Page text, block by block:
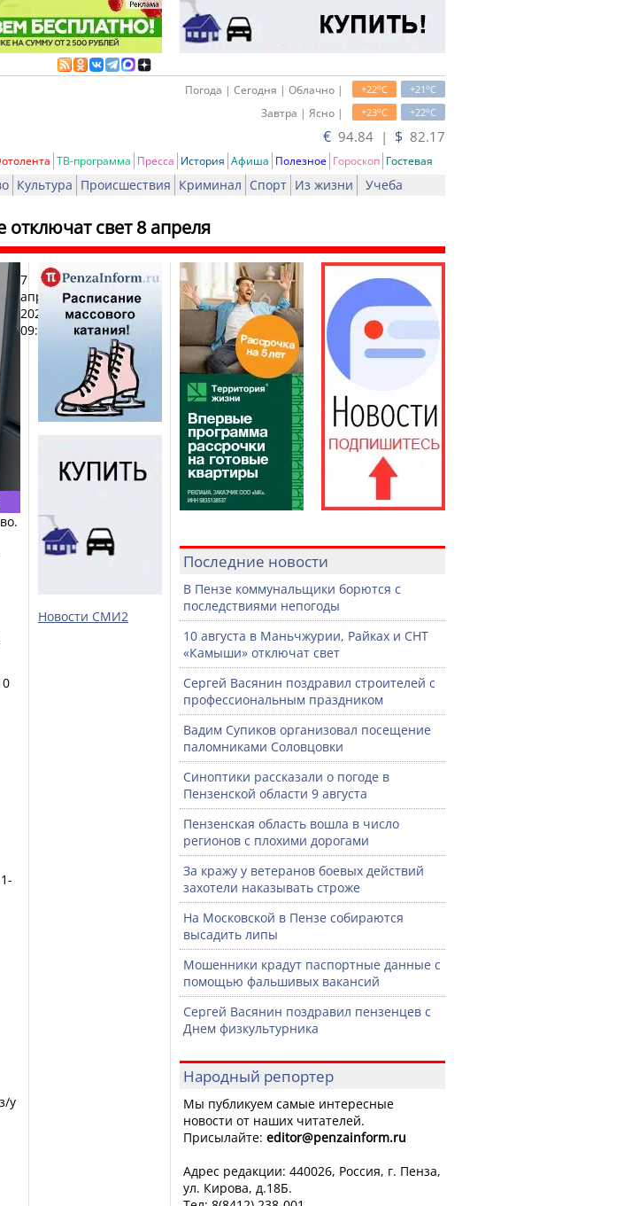
+21oC
+22oC
Погода | Сегодня | Облачно |
+22oC
+23oC
Завтра | Ясно |
€ 94.84 | $ 82.17
ТВ-программа Пресса История Афиша Полезное Гороскоп Гостевая
Культура Происшествия Криминал Спорт Из жизни Учеба
отключат свет 8 апреля
7
апреля
2026,
09:36
Печать
у
Новости СМИ2
Последние новости
В Пензе коммунальщики борются с
последствиями непогоды
10 августа в Маньчжурии, Райках и СНТ
«Камыши» отключат свет
Сергей Васянин поздравил строителей с
профессиональным праздником
Вадим Супиков организовал посещение
паломниками Соловцовки
Синоптики рассказали о погоде в
Пензенской области 9 августа
Пензенская область вошла в число
регионов с плохими дорогами
За кражу у ветеранов боевых действий
захотели наказывать строже
На Московской в Пензе собираются
высадить липы
Мошенники крадут паспортные данные с
помощью фальшивых вакансий
Сергей Васянин поздравил пензенцев с
Днем физкультурника
Народный репортер
Мы публикуем самые интересные
новости от наших читателей.
Присылайте: editor@penzainform.ru
Адрес редакции: 440026, Россия, г. Пенза,
ул. Кирова, д.18Б.